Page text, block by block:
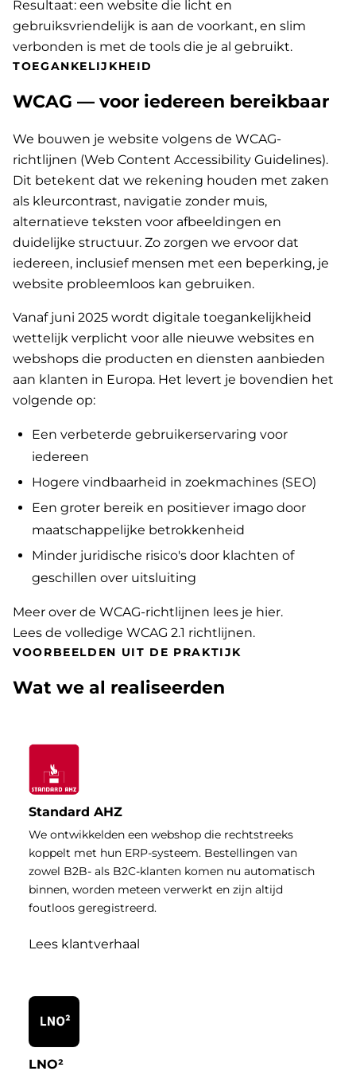
Resultaat: een website die licht en
gebruiksvriendelijk is aan de voorkant, en slim
verbonden is met de tools die je al gebruikt.
TOEGANKELIJKHEID
WCAG — voor iedereen bereikbaar
We bouwen je website volgens de WCAG-
richtlijnen (Web Content Accessibility Guidelines).
Dit betekent dat we rekening houden met zaken
als kleurcontrast, navigatie zonder muis,
alternatieve teksten voor afbeeldingen en
duidelijke structuur. Zo zorgen we ervoor dat
iedereen, inclusief mensen met een beperking, je
website probleemloos kan gebruiken.
Vanaf juni 2025 wordt digitale toegankelijkheid
wettelijk verplicht voor alle nieuwe websites en
webshops die producten en diensten aanbieden
aan klanten in Europa. Het levert je bovendien het
volgende op:
Een verbeterde gebruikerservaring voor
iedereen
Hogere vindbaarheid in zoekmachines (SEO)
Een groter bereik en positiever imago door
maatschappelijke betrokkenheid
Minder juridische risico's door klachten of
geschillen over uitsluiting
Meer over de WCAG-richtlijnen lees je hier.
Lees de volledige WCAG 2.1 richtlijnen.
VOORBEELDEN UIT DE PRAKTIJK
Wat we al realiseerden
Standard AHZ
We ontwikkelden een webshop die rechtstreeks
koppelt met hun ERP-systeem. Bestellingen van
zowel B2B- als B2C-klanten komen nu automatisch
binnen, worden meteen verwerkt en zijn altijd
foutloos geregistreerd.
Lees klantverhaal
LNO²